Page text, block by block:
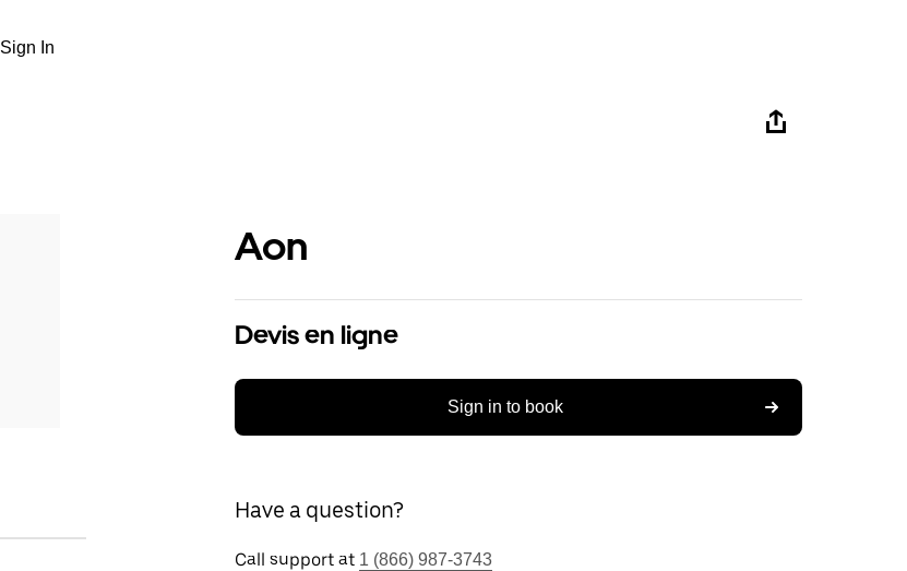
Sign In
Aon
Devis en ligne
Sign in to book
Have a question?
Call support at 1 (866) 987-3743